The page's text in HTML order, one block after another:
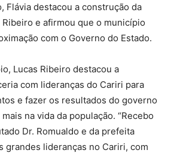
Flávia destacou a construção da
Ribeiro e afirmou que o município
com o Governo do Estado.
Lucas Ribeiro destacou a
com lideranças do Cariri para
e fazer os resultados do governo
na vida da população. “Recebo
Dr. Romualdo e da prefeita
grandes lideranças no Cariri, com